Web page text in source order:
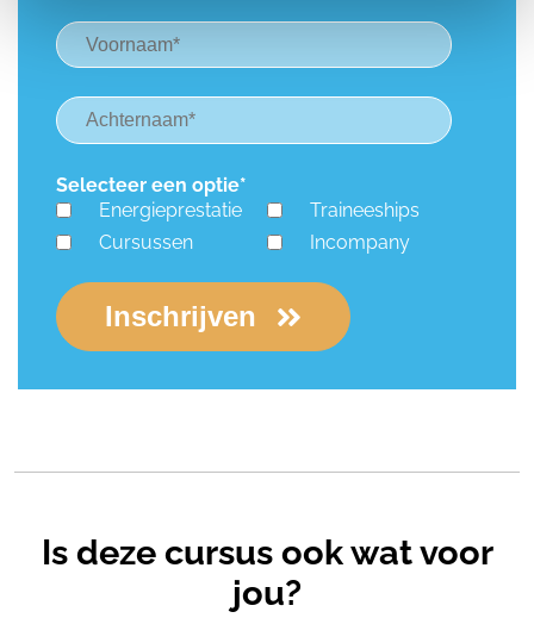
Selecteer een optie*
Energieprestatie
Traineeships
Cursussen
Incompany
Inschrijven
Is deze cursus ook wat voor
jou?